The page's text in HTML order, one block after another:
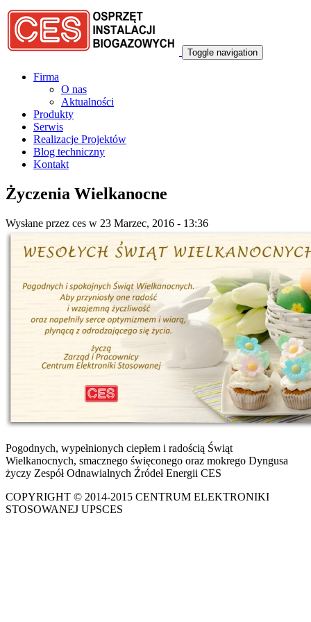
Przejdź do treści
Toggle navigation
Firma
O nas
Aktualności
Produkty
Serwis
Realizacje Projektów
Blog techniczny
Kontakt
Życzenia Wielkanocne
Wysłane przez ces w 23 Marzec, 2016 - 13:36
Pogodnych, wypełnionych ciepłem i radością Świąt
Wielkanocnych, smacznego święconego oraz mokrego Dyngusa
życzy Zespół Odnawialnych Źródeł Energii CES
COPYRIGHT © 2014-2015 CENTRUM ELEKTRONIKI
STOSOWANEJ UPSCES